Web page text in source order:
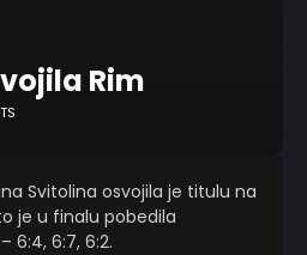
Rim
Svitolina osvojila je titulu na
je u finalu pobedila
6:4, 6:7, 6:2.